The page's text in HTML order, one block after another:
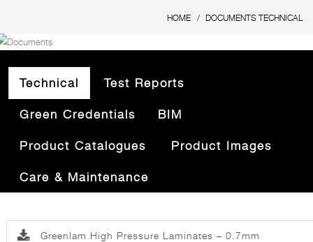
HOME DOCUMENTS TECHNICAL
Technical Test Reports
Green Credentials BIM
Product Catalogues Product Images
Care & Maintenance
Greenlam High Pressure Laminates – 0.7mm